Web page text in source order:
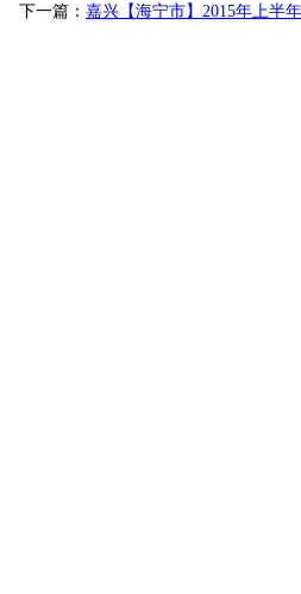
下一篇： 嘉兴【海宁市】2015年上半